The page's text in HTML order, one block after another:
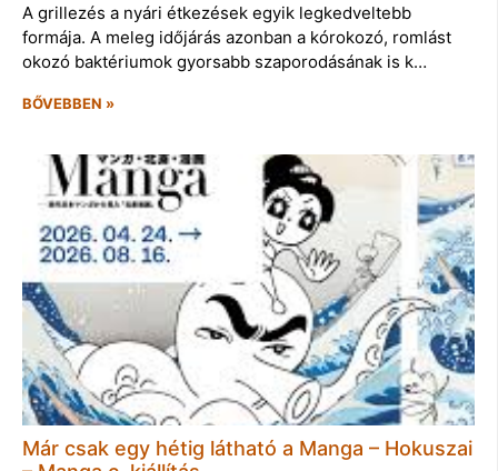
A grillezés a nyári étkezések egyik legkedveltebb
formája. A meleg időjárás azonban a kórokozó, romlást
okozó baktériumok gyorsabb szaporodásának is k…
BŐVEBBEN »
Már csak egy hétig látható a Manga – Hokuszai